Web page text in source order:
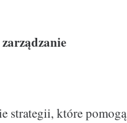
strategii, które pomogą